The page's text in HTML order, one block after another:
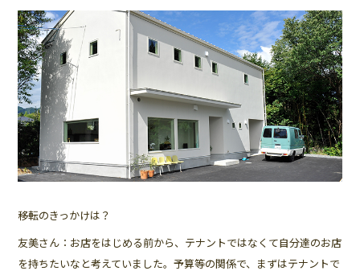
――移転のきっかけは？
友美さん：お店をはじめる前から、テナントではなくて自分達のお店
を持ちたいなと考えていました。予算等の関係で、まずはテナントで